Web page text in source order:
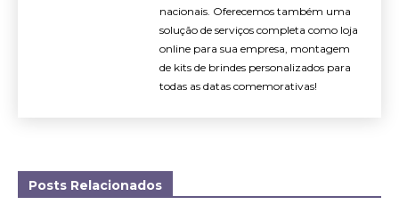
nacionais. Oferecemos também uma
solução de serviços completa como loja
online para sua empresa, montagem
de kits de brindes personalizados para
todas as datas comemorativas!
Posts Relacionados